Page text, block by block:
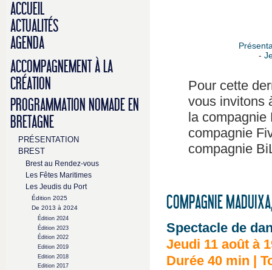
ACCUEIL
ACTUALITÉS
AGENDA
ACCOMPAGNEMENT À LA
CRÉATION
PROGRAMMATION NOMADE EN
BRETAGNE
PRÉSENTATION
BREST
Brest au Rendez-vous
Les Fêtes Maritimes
Les Jeudis du Port
Édition 2025
De 2013 à 2024
Édition 2024
Édition 2023
Édition 2022
Edition 2019
Edition 2018
Edition 2017
-
Pour cette
vous invitons
la compagnie
compagnie
compagnie
COMPAGNIE
Spectacle de
Jeudi 11 août à
Durée 40 min |